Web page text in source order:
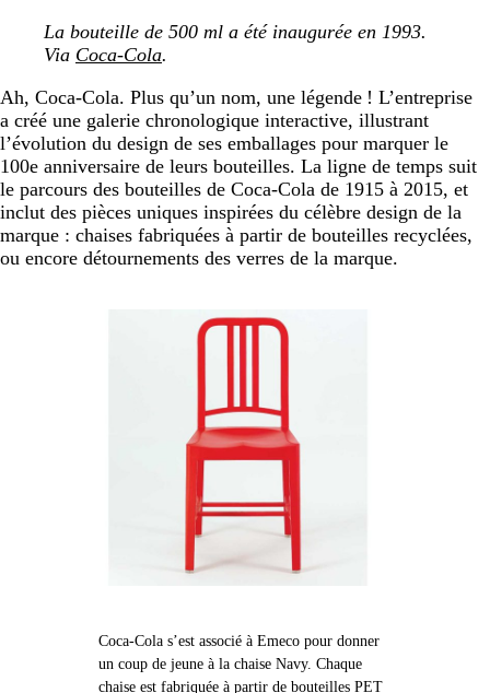
La bouteille de 500 ml a été inaugurée en 1993.
Via Coca-Cola.
Ah, Coca-Cola. Plus qu’un nom, une légende ! L’entreprise
a créé une galerie chronologique interactive, illustrant
l’évolution du design de ses emballages pour marquer le
100e anniversaire de leurs bouteilles. La ligne de temps suit
le parcours des bouteilles de Coca-Cola de 1915 à 2015, et
inclut des pièces uniques inspirées du célèbre design de la
marque : chaises fabriquées à partir de bouteilles recyclées,
ou encore détournements des verres de la marque.
Coca-Cola s’est associé à Emeco pour donner
un coup de jeune à la chaise Navy. Chaque
chaise est fabriquée à partir de bouteilles PET